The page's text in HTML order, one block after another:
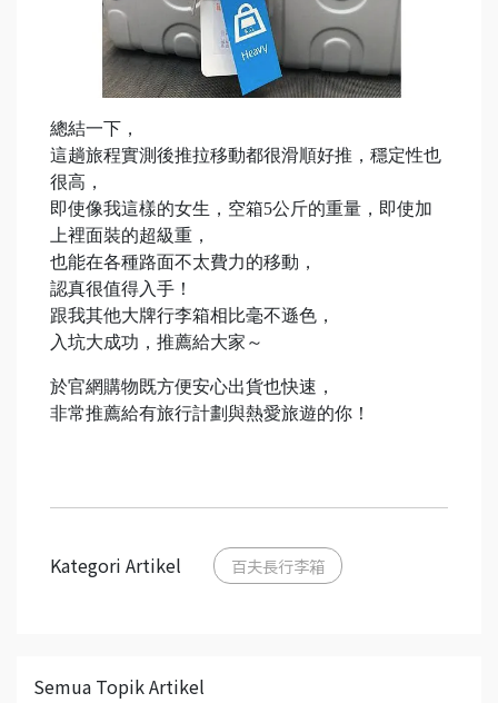
總結一下，
這趟旅程實測後推拉移動都很滑順好推，穩定性也
很高，
即使像我這樣的女生，空箱5公斤的重量，即使加
上裡面裝的超級重，
也能在各種路面不太費力的移動，
認真很值得入手！
跟我其他大牌行李箱相比毫不遜色，
入坑大成功，推薦給大家～
於官網購物既方便安心出貨也快速，
非常推薦給有旅行計劃與熱愛旅遊的你！
Kategori Artikel 百夫長行李箱
Semua Topik Artikel